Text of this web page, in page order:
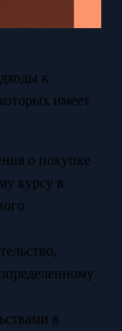
к
имеет
о покупке
курсу в
в